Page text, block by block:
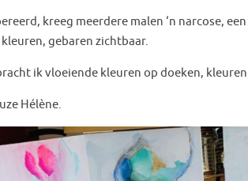
kreeg meerdere malen ‘n narcose,
gebaren zichtbaar.
ik vloeiende kleuren op doeken,
Hélène.